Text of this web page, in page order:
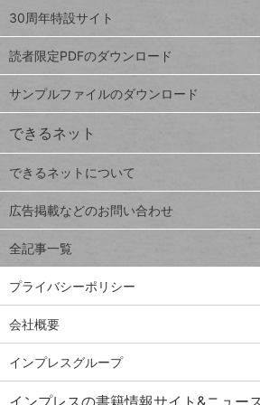
スプレ
ッドシ
ート
iPhone
VLOOKUP
close
閉じ
る
ッ
プ
ペ
ジ
連載
Excel Q&A
トイアンナ流仕
事術
PowerAutomate
ではじめる業務
の完全自動化
AI議事録作成術
Windows 11
Q&A
30周年特設サイト
読者限定PDFのダウンロード
サンプルファイルのダウンロード
できるネット
できるネットについて
広告掲載などのお問い合わせ
全記事一覧
プライバシーポリシー
会社概要
インプレスグループ
インプレスの書籍情報サイト&ニュー